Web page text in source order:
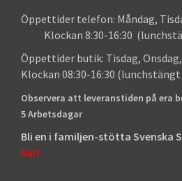
Öppettider telefon: Måndag,
Klockan 8:30-16:30
Öppettider butik: Tisdag,
Klockan 08:30-16:30 (lunchstängt
Observera att leveranstiden på era
5 Arbetsdagar
Bli en i familjen-stötta Svenska
här!